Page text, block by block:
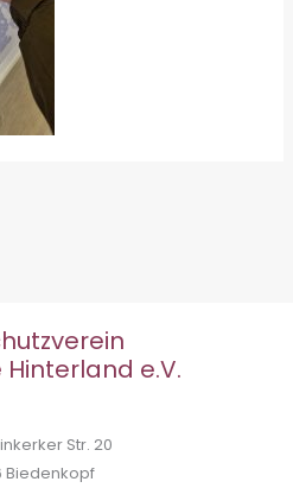
e.V.
Str. 20
Biedenkopf